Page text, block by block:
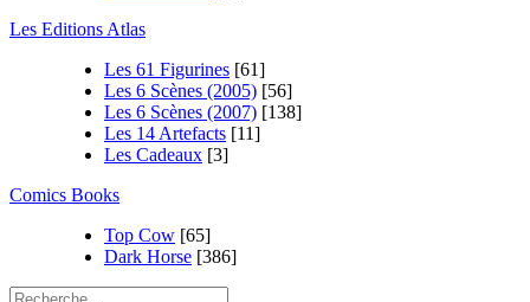
Les Editions Atlas
Les 61 Figurines [61]
Les 6 Scènes (2005) [56]
Les 6 Scènes (2007) [138]
Les 14 Artefacts [11]
Les Cadeaux [3]
Comics Books
Top Cow [65]
Dark Horse [386]